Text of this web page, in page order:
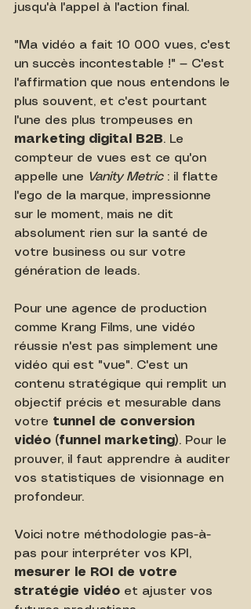
jusqu'à l'appel à l'action final.
"Ma vidéo a fait 10 000 vues, c'est
un succès incontestable !" — C'est
l'affirmation que nous entendons le
plus souvent, et c'est pourtant
l'une des plus trompeuses en
marketing digital B2B. Le
compteur de vues est ce qu'on
appelle une Vanity Metric : il flatte
l'ego de la marque, impressionne
sur le moment, mais ne dit
absolument rien sur la santé de
votre business ou sur votre
génération de leads.
Pour une agence de production
comme Krang Films, une vidéo
réussie n'est pas simplement une
vidéo qui est "vue". C'est un
contenu stratégique qui remplit un
objectif précis et mesurable dans
votre tunnel de conversion
vidéo (funnel marketing). Pour le
prouver, il faut apprendre à auditer
vos statistiques de visionnage en
profondeur.
Voici notre méthodologie pas-à-
pas pour interpréter vos KPI,
mesurer le ROI de votre
stratégie vidéo et ajuster vos